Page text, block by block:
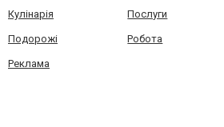
Кулінарія Послуги
Подорожі Робота
Реклама